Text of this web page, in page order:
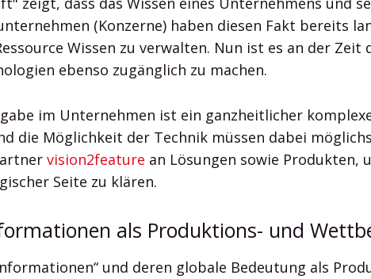
(Konzerne) haben diesen Fakt bereits
Wissen zu verwalten. Nun ist es an der
ebenso zugänglich zu machen.
im Unternehmen ist ein ganzheitlicher
die Möglichkeit der Technik müssen dabei
vision2feature an Lösungen sowie Produkten,
Seite zu klären.
als Produktions- und
und deren globale Bedeutung als